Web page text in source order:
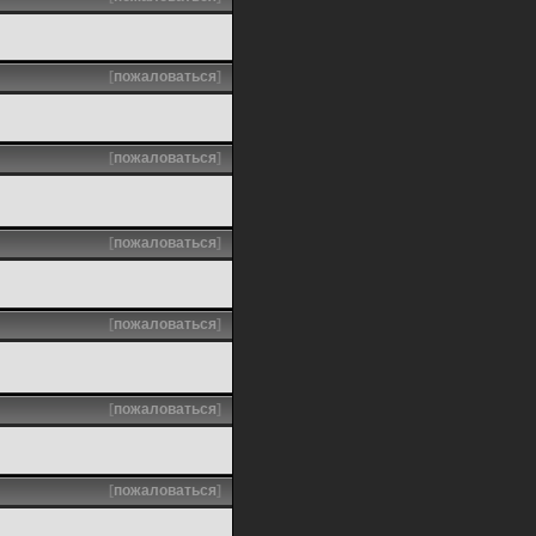
[пожаловаться]
[пожаловаться]
[пожаловаться]
[пожаловаться]
[пожаловаться]
[пожаловаться]